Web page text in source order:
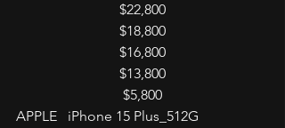
$22,800
$18,800
$16,800
$13,800
$5,800
APPLE   iPhone 15 Plus_512G